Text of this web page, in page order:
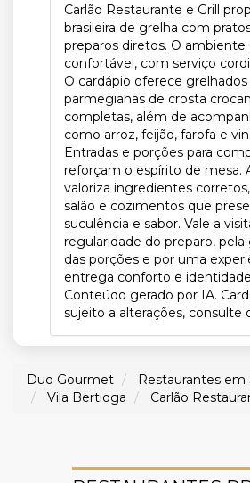
Carlão Restaurante e Grill
brasileira de grelha com
preparos diretos. O ambiente
confortável, com serviço
O cardápio oferece
parmegianas de crosta
completas, além de
como arroz, feijão, farofa e
Entradas e porções para
reforçam o espírito de mesa.
valoriza ingredientes
salão e cozimentos que
suculência e sabor. Vale a
regularidade do preparo, pela
das porções e por uma
entrega conforto e identidade
Conteúdo gerado por IA.
sujeito a alterações, consulte
Duo Gourmet
Restaurantes em
Vila Bertioga
Carlão